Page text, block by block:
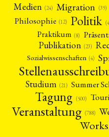
Medien (24) Migration (39)
Philosophie (12) Politik
Praktikum (8)
Publikation (23)
Sozialwissenschaften (4)
Studium (21) Summer
Tagung (500)
Veranstaltung (788)